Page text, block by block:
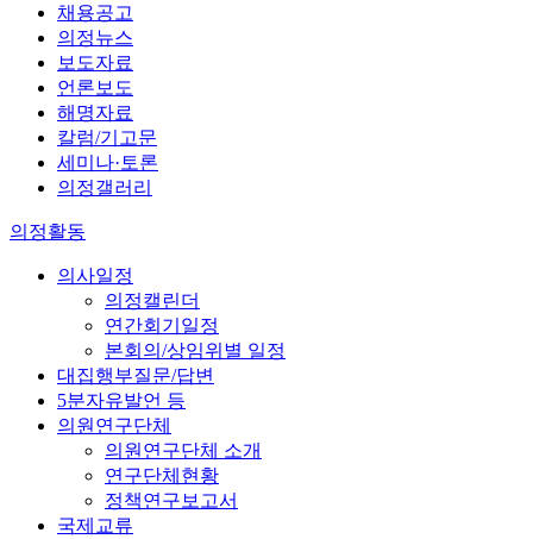
채용공고
의정뉴스
보도자료
언론보도
해명자료
칼럼/기고문
세미나·토론
의정갤러리
의정활동
의사일정
의정캘린더
연간회기일정
본회의/상임위별 일정
대집행부질문/답변
5분자유발언 등
의원연구단체
의원연구단체 소개
연구단체현황
정책연구보고서
국제교류